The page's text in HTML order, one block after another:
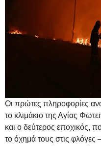
Οι πρώτες πληροφορίες
το κλιμάκιο της Αγίας
και ο δεύτερος εποχικός,
το όχημά τους στις